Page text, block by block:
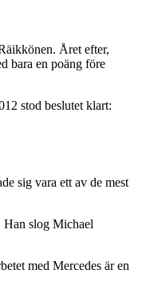
Året efter,
bara en poäng före
stod beslutet klart:
sig vara ett av de mest
Han slog Michael
med Mercedes är en